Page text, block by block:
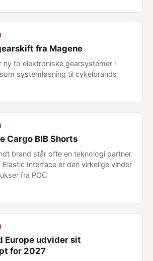
fra Magene
ny to elektroniske gearsystemer i
systemløsning til cykelbrands
Cargo BIB Shorts
brand står ofte en teknologi partner.
Elastic Interface er den virkelige vinder
fra POC
Europe udvider sit
for 2027